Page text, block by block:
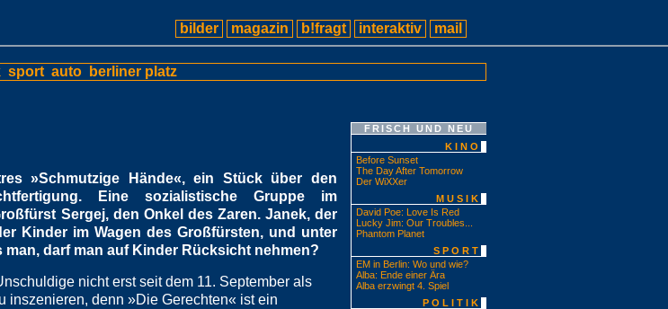
bilder magazin b!fragt interaktiv mail
sport auto berliner platz
»Schmutzige Hände«, ein Stück über den
Eine sozialistische Gruppe im
Sergej, den Onkel des Zaren. Janek, der
Kinder im Wagen des Großfürsten, und unter
darf man auf Kinder Rücksicht nehmen?
nicht erst seit dem 11. September als
inszenieren, denn »Die Gerechten« ist ein
FRISCH UND NEU
KINO
Before Sunset
The Day After Tomorrow
Der WiXXer
MUSIK
David Poe: Love Is Red
Lucky Jim: Our Troubles...
Phantom Planet
SPORT
EM in Berlin: Wo und wie?
Alba: Ende einer Ära
Alba erzwingt 4. Spiel
POLITIK